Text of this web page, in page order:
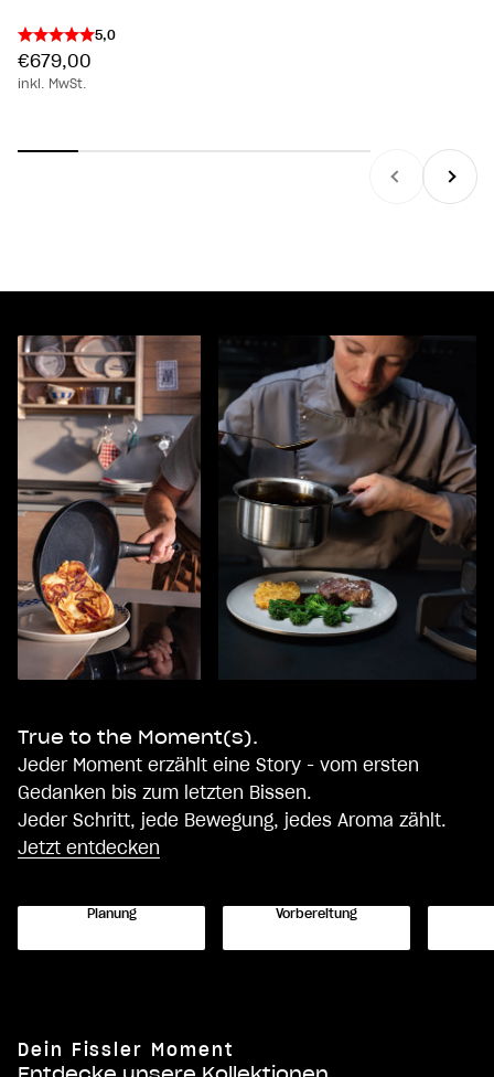
5,0
Angebot
€679,00
inkl. MwSt.
ZurückVor
True to the Moment(s).
Jeder Moment erzählt eine Story - vom ersten
Gedanken bis zum letzten Bissen.
Jeder Schritt, jede Bewegung, jedes Aroma zählt.
Jetzt entdecken
Planung Vorbereitung
Dein Fissler Moment
Original-Profi Collection® Edelstahl